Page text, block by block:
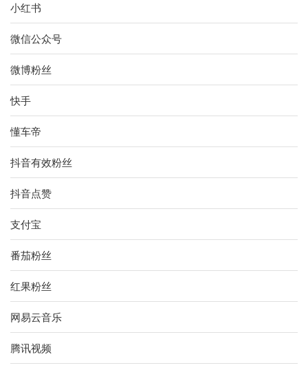
小红书
微信公众号
微博粉丝
快手
懂车帝
抖音有效粉丝
抖音点赞
支付宝
番茄粉丝
红果粉丝
网易云音乐
腾讯视频